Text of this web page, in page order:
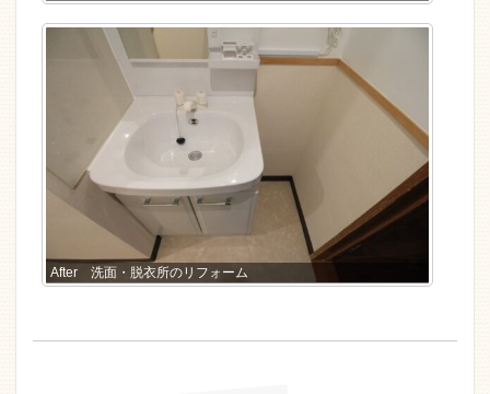
After 洗面・脱衣所のリフォーム